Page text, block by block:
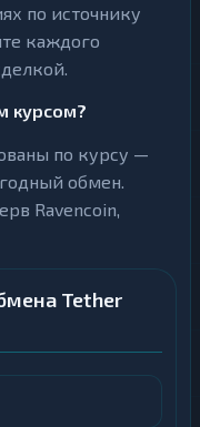
по источнику
каждого
курсом?
по курсу —
обмен.
Ravencoin,
Tether